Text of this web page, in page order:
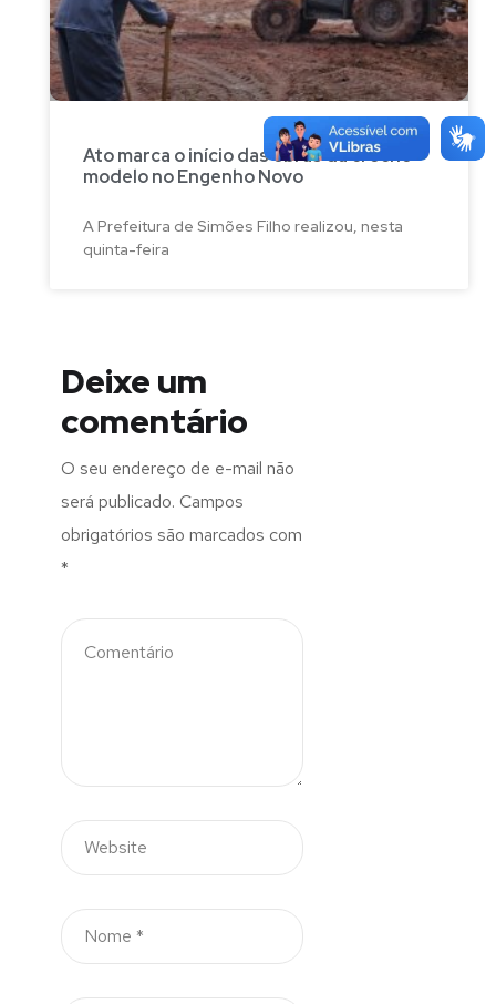
Ato marca o início das obras da creche
modelo no Engenho Novo
A Prefeitura de Simões Filho realizou, nesta
quinta-feira
Deixe um
comentário
O seu endereço de e-mail não
será publicado. Campos
obrigatórios são marcados com
*